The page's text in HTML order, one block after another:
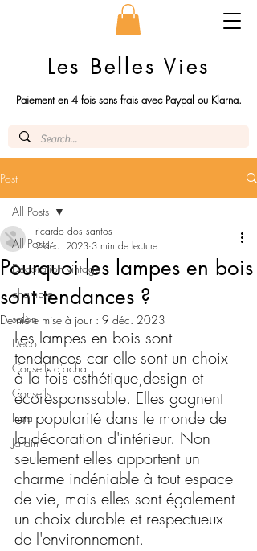
Les Belles Vies
Paiement en 4 fois sans frais avec Paypal ou Klarna.
Post
All Posts
Décoration vintage
chambre
salon
Déco
Conseils d'achat
Conseils
Insta
Jardin
All Posts
Pourquoi les lampes en bois
sont tendances ?
ricardo dos santos
2 déc. 2023 3 min de lecture
Dernière mise à jour : 9 déc. 2023
Les lampes en bois sont
tendances car elle sont un choix
à la fois esthétique,design et
écoresponssable. Elles gagnent
en popularité dans le monde de
la décoration d'intérieur. Non
seulement elles apportent un
charme indéniable à tout espace
de vie, mais elles sont également
un choix durable et respectueux
de l'environnement.